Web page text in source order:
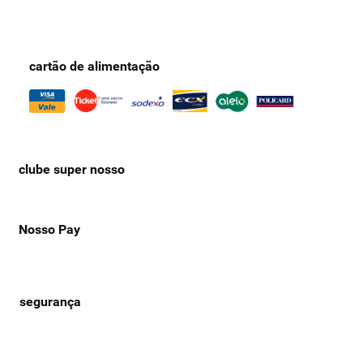
cartão de alimentação
clube super nosso
Nosso Pay